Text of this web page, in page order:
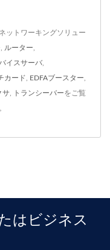
ットワーキングソリュー
ルーター
イスサーバ
カード EDFAブースター
サ トランシーバーをご覧
はビジネス